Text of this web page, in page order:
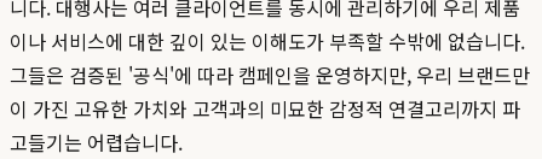
니다. 대행사는 여러 클라이언트를 동시에 관리하기에 우리 제품
이나 서비스에 대한 깊이 있는 이해도가 부족할 수밖에 없습니다.
그들은 검증된 '공식'에 따라 캠페인을 운영하지만, 우리 브랜드만
이 가진 고유한 가치와 고객과의 미묘한 감정적 연결고리까지 파
고들기는 어렵습니다.